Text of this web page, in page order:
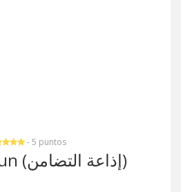
- 5 puntos
Altathamun (إذاعة التضامن)